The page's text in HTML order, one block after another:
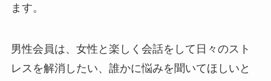
ます。
男性会員は、女性と楽しく会話をして日々のスト
レスを解消したい、誰かに悩みを聞いてほしいと